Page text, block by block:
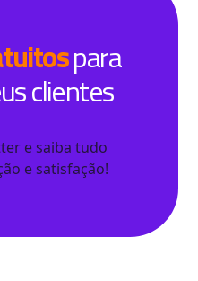
para
clientes
e saiba tudo
e satisfação!